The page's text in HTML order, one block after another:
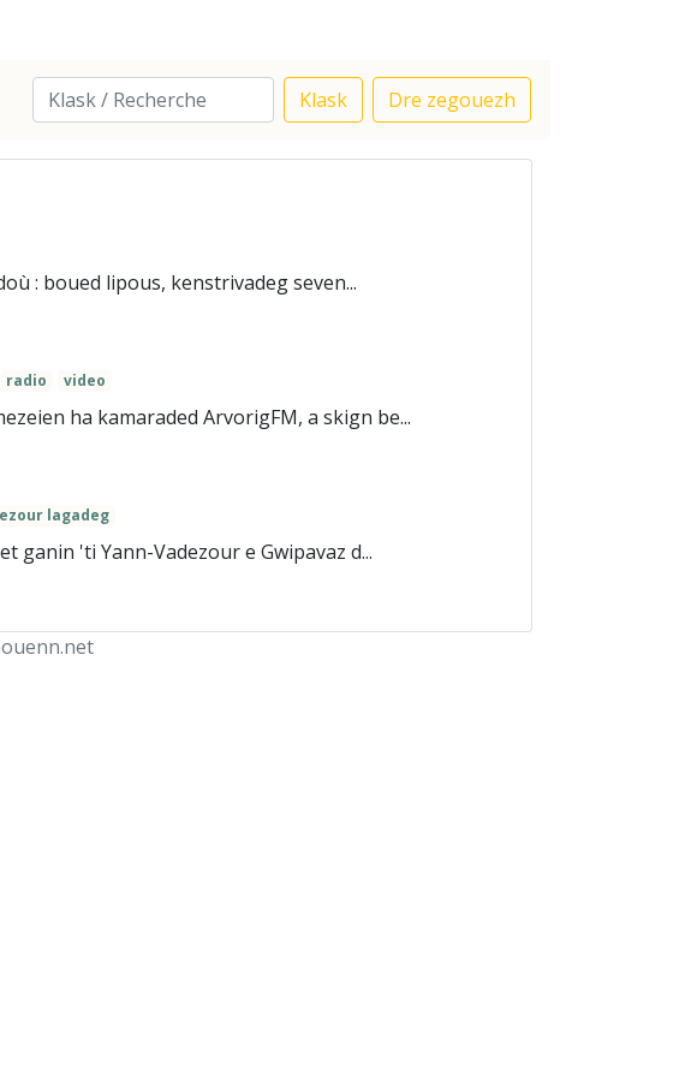
Klask Dre zegouezh
: boued lipous, kenstrivadeg seven...
radio video
ha kamaraded ArvorigFM, a skign be...
lagadeg
ganin 'ti Yann-Vadezour e Gwipavaz d...